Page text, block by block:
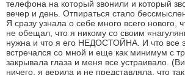
телефона на который звонили и который
вечер и день. Отпираться стало
Я сразу узнала о себе много всего нового,
не обещал, что я никому со своим
нужна и что я его НЕДОСТОЙНА. И что все
встречался со мной и еще как минимум с
закрывала глаза и меня все устраивало.
ничего, я верила и не представляла, что